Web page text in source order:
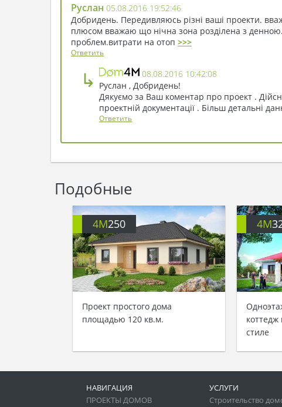
Руслан 05.08.2016 19:52:46
Добридень. Передивляюсь різні ваші проекти.
плюсом вважаю що нічна зона розділена з денною.
проблем.витрати на отоп >>>
Ответить
↳
08.08.2016 10:42:08
Руслан , Добридень!
Дякуємо за Ваш коментар про проект .
проектній документації . Більш детальні
Ответить
Подобные
4M250
Проект простого дома
площадью 120 кв.м.
4M
стиле
НАВИГАЦИЯ
ПРОЕКТЫ ДОМОВ
УСЛУГИ
Строительство